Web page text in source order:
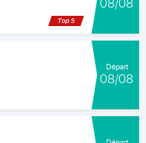
08/08
Départ
08/08